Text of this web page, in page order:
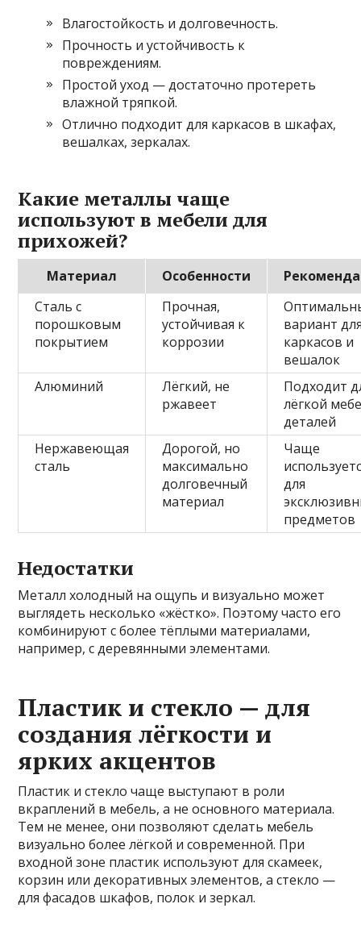
Влагостойкость и долговечность.
Прочность и устойчивость к
повреждениям.
Простой уход — достаточно протереть
влажной тряпкой.
Отлично подходит для каркасов в шкафах,
вешалках, зеркалах.
Какие металлы чаще
используют в мебели для
прихожей?
Материал Особенности
Сталь с
порошковым
покрытием
Прочная,
устойчивая к
коррозии
вариант
каркасов и
вешалок
Алюминий
Лёгкий, не
ржавеет
Подходит
лёгкой
деталей
Нержавеющая
сталь
Дорогой, но
максимально
долговечный
материал
Чаще
для
предметов
Недостатки
Металл холодный на ощупь и визуально может
выглядеть несколько «жёстко». Поэтому часто его
комбинируют с более тёплыми материалами,
например, с деревянными элементами.
Пластик и стекло — для
создания лёгкости и
ярких акцентов
Пластик и стекло чаще выступают в роли
вкраплений в мебель, а не основного материала.
Тем не менее, они позволяют сделать мебель
визуально более лёгкой и современной. При
входной зоне пластик используют для скамеек,
корзин или декоративных элементов, а стекло —
для фасадов шкафов, полок и зеркал.